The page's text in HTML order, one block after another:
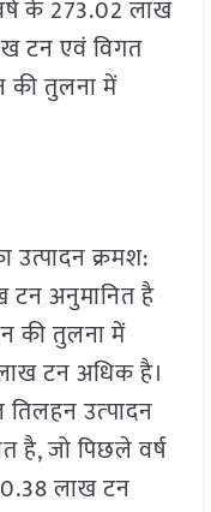
के 273.02 लाख
टन एवं विगत
की तुलना में
उत्पादन क्रमश:
टन अनुमानित है
की तुलना में
टन अधिक है।
उत्‍पादन
है, जो पिछले वर्ष
लाख टन